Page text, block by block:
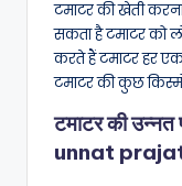
टमाटर की खेती
सकता है टमाटर को
करते हैं टमाटर हर
टमाटर की कुछ
टमाटर की
unnat